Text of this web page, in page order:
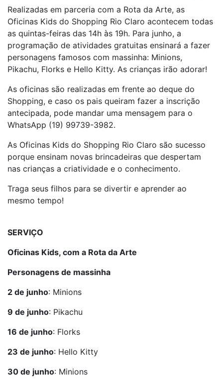
Realizadas em parceria com a Rota da Arte, as
Oficinas Kids do Shopping Rio Claro acontecem todas
as quintas-feiras das 14h às 19h. Para junho, a
programação de atividades gratuitas ensinará a fazer
personagens famosos com massinha: Minions,
Pikachu, Florks e Hello Kitty. As crianças irão adorar!
As oficinas são realizadas em frente ao deque do
Shopping, e caso os pais queiram fazer a inscrição
antecipada, pode mandar uma mensagem para o
WhatsApp (19) 99739-3982.
As Oficinas Kids do Shopping Rio Claro são sucesso
porque ensinam novas brincadeiras que despertam
nas crianças a criatividade e o conhecimento.
Traga seus filhos para se divertir e aprender ao
mesmo tempo!
SERVIÇO
Oficinas Kids, com a Rota da Arte
Personagens de massinha
2 de junho: Minions
9 de junho: Pikachu
16 de junho: Florks
23 de junho: Hello Kitty
30 de junho: Minions